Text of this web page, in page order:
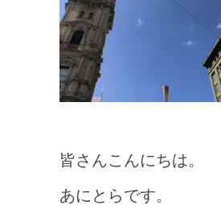
皆さんこんにちは。
あにとらです。